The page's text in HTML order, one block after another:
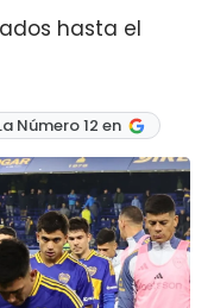
hasta el
Número 12 en